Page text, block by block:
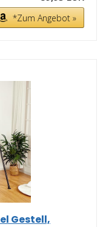
*Zum Angebot »
Gestell,